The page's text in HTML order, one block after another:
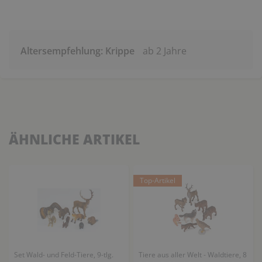
Altersempfehlung: Krippe ab 2 Jahre
ÄHNLICHE ARTIKEL
Set Wald- und Feld-Tiere, 9-tlg.
Top-Artikel
Tiere aus aller Welt - Waldtiere, 8